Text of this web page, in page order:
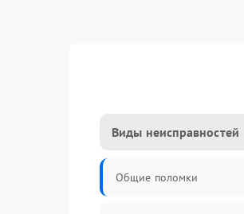
Виды неисправностей
Общие поломки